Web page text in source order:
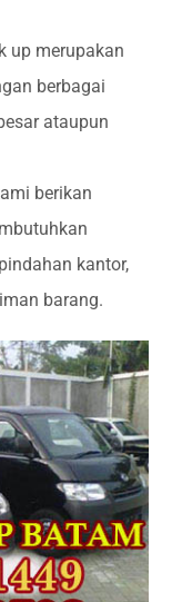
up merupakan
berbagai
ataupun
berikan
kantor,
barang.